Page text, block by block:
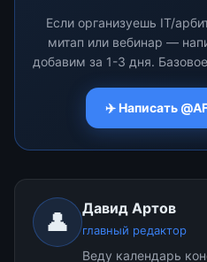
Если организуешь IT/
митап или вебинар —
добавим за 1-3 дня.
✈️ Написать
👤 Давид Артов
главный редактор
Веду календарь